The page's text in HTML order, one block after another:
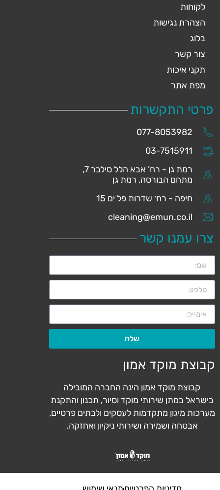
לקוחות
הצהרת נגישות
בלוג
צור קשר
תקני איכות
מפת אתר
פרטי התקשרות
077-8053982
03-7515911
רמת גן - רח’ אבא הלל סילבר 7,
מתחם הבורסה, רמת גן
חיפה - רח׳ שדרות פל ים 15
cleaning@emun.co.il
צרו עמנו קשר
שלח
קבוצת מוקד אמון
קבוצת מוקד אמון הינה החברה המובילה
בישראל במתן שירותי מוקד וסיור, תכנון והתקנת
מערכות מיגון מתקדמות לעסקים ולבתים פרטיים,
אבטחה ושמירה ושירותי ניקיון ואחזקה.